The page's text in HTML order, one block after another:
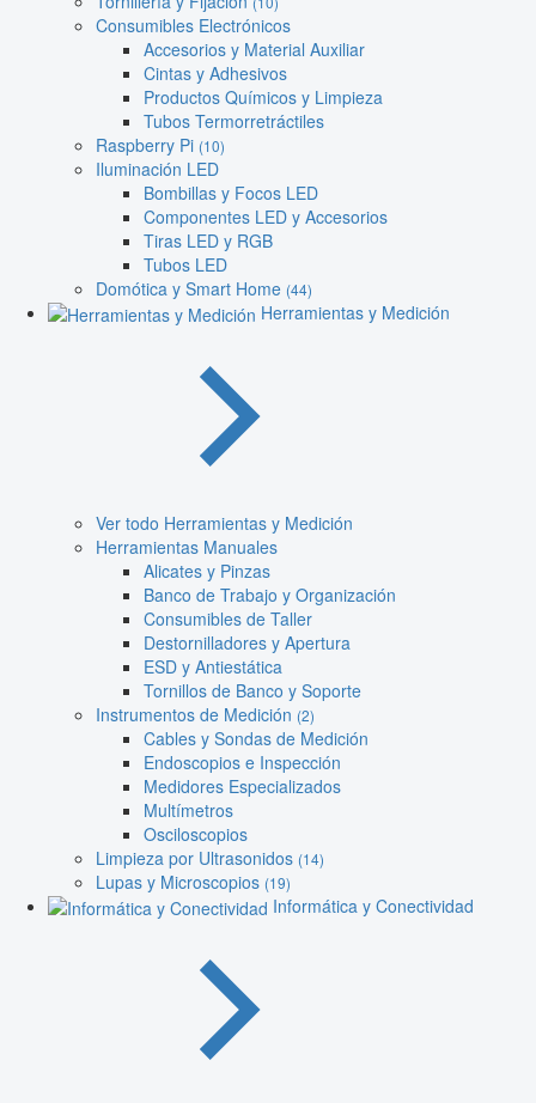
Consumibles Electrónicos
Accesorios y Material Auxiliar
Cintas y Adhesivos
Productos Químicos y Limpieza
Tubos Termorretráctiles
Raspberry Pi (10)
Iluminación LED
Bombillas y Focos LED
Componentes LED y Accesorios
Tiras LED y RGB
Tubos LED
Domótica y Smart Home (44)
Herramientas y Medición
Ver todo Herramientas y Medición
Herramientas Manuales
Alicates y Pinzas
Banco de Trabajo y Organización
Consumibles de Taller
Destornilladores y Apertura
ESD y Antiestática
Tornillos de Banco y Soporte
Instrumentos de Medición (2)
Cables y Sondas de Medición
Endoscopios e Inspección
Medidores Especializados
Multímetros
Osciloscopios
Limpieza por Ultrasonidos (14)
Lupas y Microscopios (19)
Informática y Conectividad